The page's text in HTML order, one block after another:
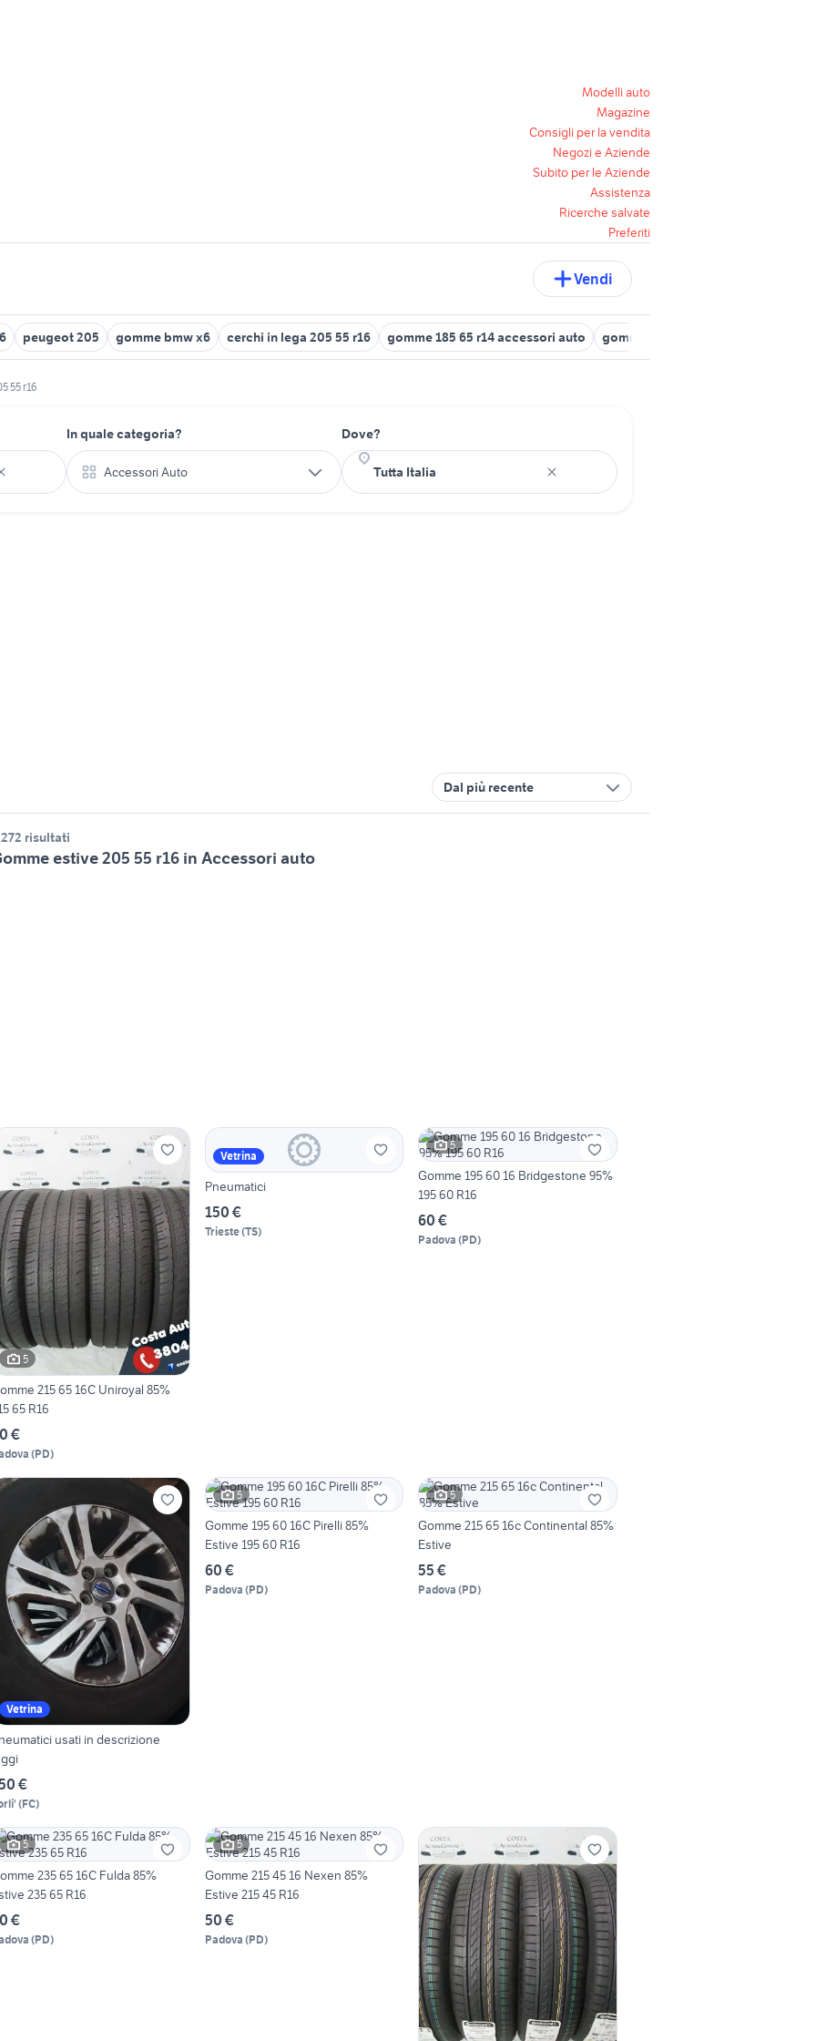
Modelli auto
Magazine
Consigli per la vendita
Negozi e Aziende
Subito per le Aziende
Assistenza
Ricerche salvate
Preferiti
Vendi
peugeot 205 gomme bmw x6 cerchi in lega 205 55 r16 gomme 185 65 r14 accessori auto gomme trial
55 r16
In quale categoria?
Accessori Auto
Dove?
Dal più recente
risultati
estive 205 55 r16 in Accessori auto
5
215 65 16C Uniroyal 85%
65 R16
€
(PD)
Vetrina
Pneumatici
150 €
Trieste(TS)
5
Gomme 195 60 16 Bridgestone 95%
195 60 R16
60 €
Padova (PD)
Vetrina
usati in descrizione
€
(FC)
5
Gomme 195 60 16C Pirelli 85%
Estive 195 60 R16
60 €
Padova (PD)
5
Gomme 215 65 16c Continental 85%
Estive
55 €
Padova (PD)
5
235 65 16C Fulda 85%
235 65 R16
€
(PD)
5
Gomme 215 45 16 Nexen 85%
Estive 215 45 R16
50 €
Padova (PD)